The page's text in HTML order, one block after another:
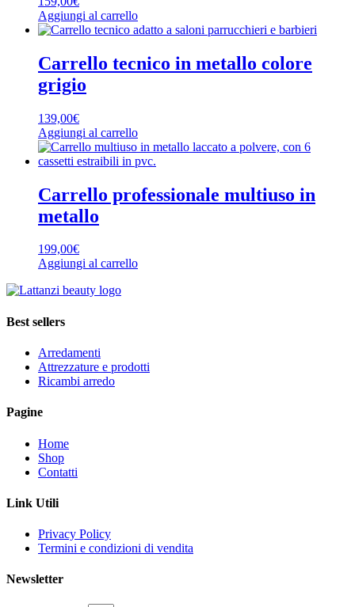
Aggiungi al carrello
Carrello tecnico in metallo colore
grigio
139,00€
Aggiungi al carrello
Carrello professionale multiuso in
metallo
199,00€
Aggiungi al carrello
Best sellers
Arredamenti
Attrezzature e prodotti
Ricambi arredo
Pagine
Home
Shop
Contatti
Link Utili
Privacy Policy
Termini e condizioni di vendita
Newsletter